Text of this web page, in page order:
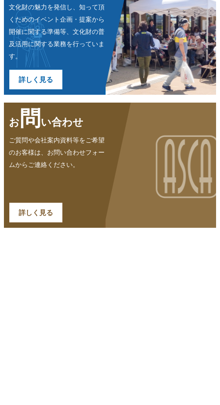
文化財の魅力を発信し、知って頂
くためのイベント企画・提案から
開催に関する準備等、文化財の普
及活用に関する業務を行っていま
す。
詳しく見る
お 問 い合わせ
ご質問や会社案内資料等をご希望
のお客様は、お問い合わせフォー
ムからご連絡ください。
詳しく見る